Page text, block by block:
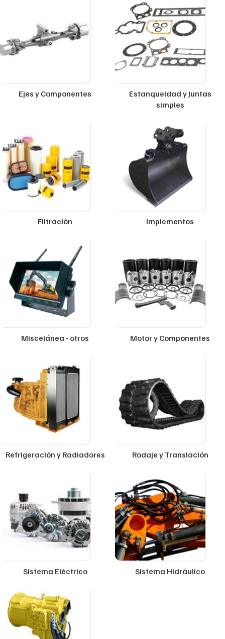
Ejes y Componentes
Estanqueidad y Juntas
simples
Filtración Implementos
Miscelánea - otros Motor y Componentes
Refrigeración y Radiadores Rodaje y Translación
Sistema Eléctrico Sistema Hidráulico